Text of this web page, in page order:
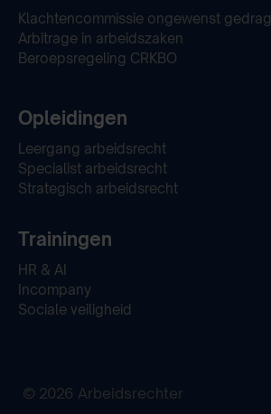
Klachtencommissie ongewenst gedrag
Arbitrage in arbeidszaken
Beroepsregeling CRKBO
Opleidingen
Leergang arbeidsrecht
Specialist arbeidsrecht
Strategisch arbeidsrecht
Trainingen
HR & AI
Incompany
Sociale veiligheid
© 2026 Arbeidsrechter